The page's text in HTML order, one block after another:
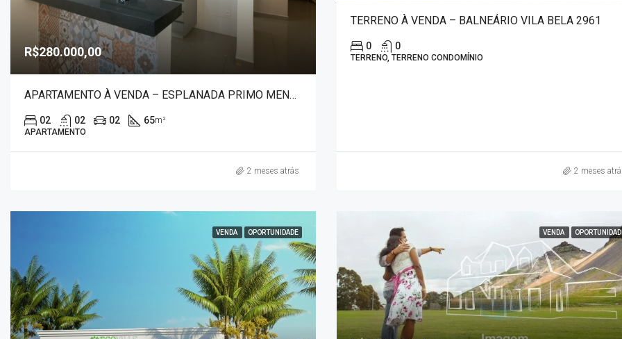
R$280.000,00
APARTAMENTO À VENDA – ESPLANADA PRIMO MENEGHETTI I
02 02 02 65m²
APARTAMENTO
2 meses atrás
TERRENO À VENDA – BALNEÁRIO VILA BELA 2961
0 0
TERRENO, TERRENO CONDOMÍNIO
2 meses
VENDA OPORTUNIDADE VENDA